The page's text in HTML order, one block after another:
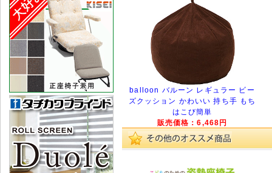
balloon バルーン レギュラー ビー
ズクッション かわいい 持ち手 もち
はこび簡単
販売価格：6,468円